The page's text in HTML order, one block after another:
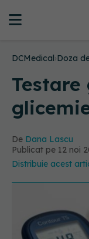
DCMedical›Doza
De Dana Lascu
Publicat pe 12 noi
Distribuie acest